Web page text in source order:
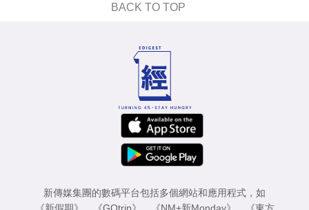
BACK TO TOP
新傳媒集團的數碼平台包括多個網站和應用程式，如
《新假期》
《GOtrip》 《NM+新Monday》
《東方